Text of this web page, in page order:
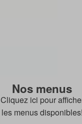
Nos menus
Cliquez ici pour
les menus disponibles!